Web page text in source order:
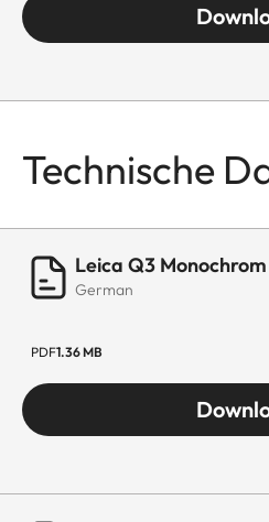
Technische
Leica Q3
German
PDF1.36 MB